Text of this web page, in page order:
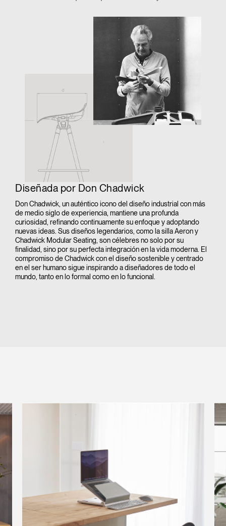
Diseñada por Don Chadwick
Don Chadwick, un auténtico icono del diseño industrial con más
de medio siglo de experiencia, mantiene una profunda
curiosidad, refinando continuamente su enfoque y adoptando
nuevas ideas. Sus diseños legendarios, como la silla Aeron y
Chadwick Modular Seating, son célebres no solo por su
finalidad, sino por su perfecta integración en la vida moderna. El
compromiso de Chadwick con el diseño sostenible y centrado
en el ser humano sigue inspirando a diseñadores de todo el
mundo, tanto en lo formal como en lo funcional.